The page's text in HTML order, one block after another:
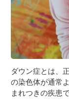
ダウン症とは、
の染色体が通常
まれつきの疾患で